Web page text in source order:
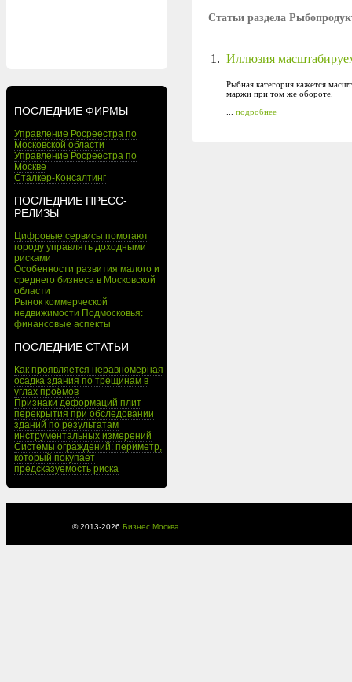
ПОСЛЕДНИЕ ФИРМЫ
Управление Росреестра по
Московской области
Управление Росреестра по
Москве
Сталкер-Консалтинг
ПОСЛЕДНИЕ ПРЕСС-
РЕЛИЗЫ
Цифровые сервисы помогают
городу управлять доходными
рисками
Особенности развития малого и
среднего бизнеса в Московской
области
Рынок коммерческой
недвижимости Подмосковья:
финансовые аспекты
ПОСЛЕДНИЕ СТАТЬИ
Как проявляется неравномерная
осадка здания по трещинам в
углах проёмов
Признаки деформаций плит
перекрытия при обследовании
зданий по результатам
инструментальных измерений
Системы ограждений: периметр,
который покупает
предсказуемость риска
Статьи раздела
1. Иллюзия
Рыбная категория кажется
маржи при том же обороте.
подробнее
© 2013-2026 Бизнес Москва